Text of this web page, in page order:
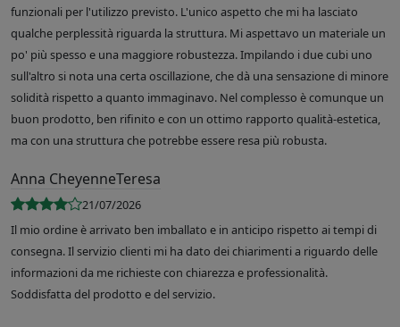
funzionali per l'utilizzo previsto. L'unico aspetto che mi ha lasciato
qualche perplessità riguarda la struttura. Mi aspettavo un materiale un
po' più spesso e una maggiore robustezza. Impilando i due cubi uno
sull'altro si nota una certa oscillazione, che dà una sensazione di minore
solidità rispetto a quanto immaginavo. Nel complesso è comunque un
buon prodotto, ben rifinito e con un ottimo rapporto qualità-estetica,
ma con una struttura che potrebbe essere resa più robusta.
Anna CheyenneTeresa
21/07/2026
Il mio ordine è arrivato ben imballato e in anticipo rispetto ai tempi di
consegna. Il servizio clienti mi ha dato dei chiarimenti a riguardo delle
informazioni da me richieste con chiarezza e professionalità.
Soddisfatta del prodotto e del servizio.